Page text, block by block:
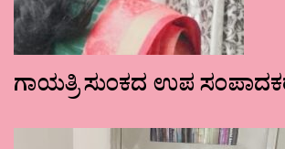
ಗಾಯತ್ರಿ ಸುಂಕದ ಉಪ